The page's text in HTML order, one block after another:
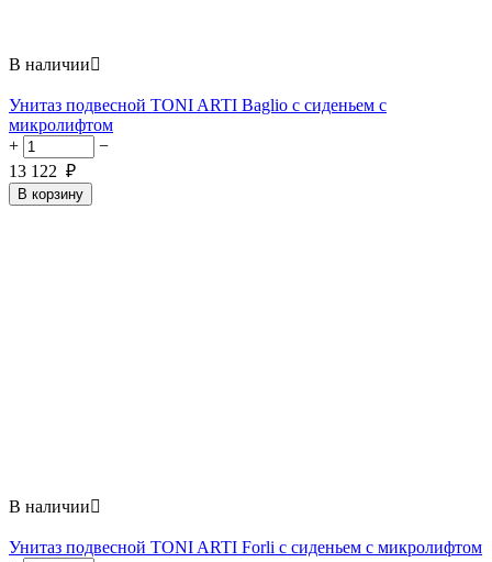
В наличии
Унитаз подвесной TONI ARTI Baglio с сиденьем с
микролифтом
+
−
13 122 ₽
В корзину
В наличии
Унитаз подвесной TONI ARTI Forli с сиденьем с микролифтом